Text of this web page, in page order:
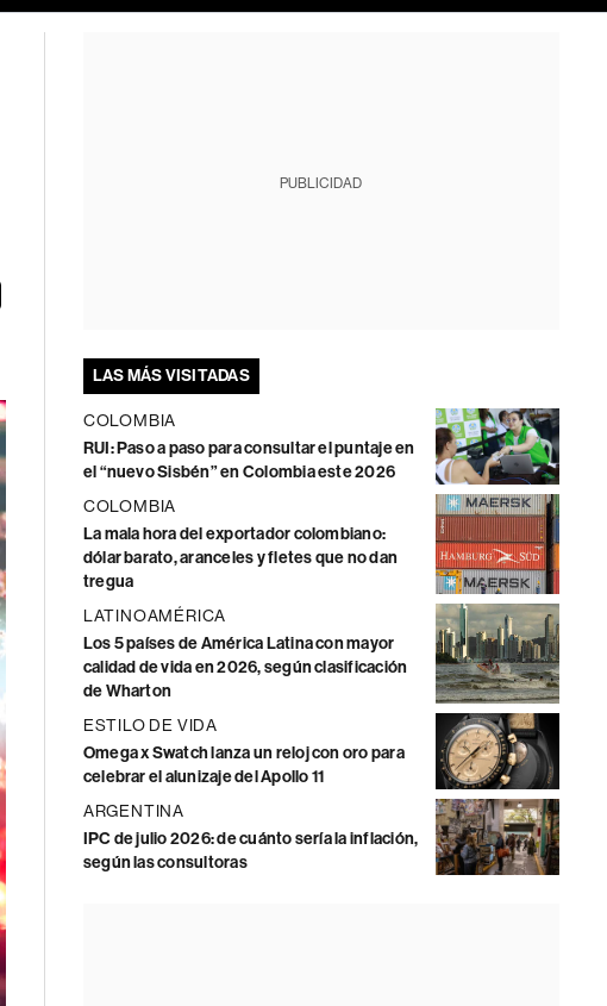
PUBLICIDAD
LAS MÁS VISITADAS
COLOMBIA
RUI: Paso a paso para consultar el puntaje en
el “nuevo Sisbén” en Colombia este 2026
COLOMBIA
La mala hora del exportador colombiano:
dólar barato, aranceles y fletes que no dan
tregua
LATINOAMÉRICA
Los 5 países de América Latina con mayor
calidad de vida en 2026, según clasificación
de Wharton
ESTILO DE VIDA
Omega x Swatch lanza un reloj con oro para
celebrar el alunizaje del Apollo 11
ARGENTINA
IPC de julio 2026: de cuánto sería la inflación,
según las consultoras